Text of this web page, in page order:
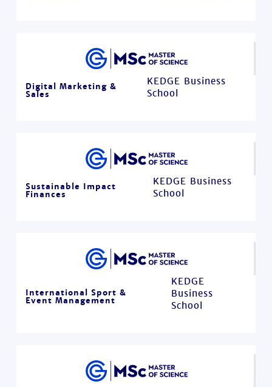
Digital Marketing &
Sales
KEDGE Business
School
Sustainable Impact
Finances
KEDGE Business
School
International Sport &
Event Management
KEDGE
Business
School